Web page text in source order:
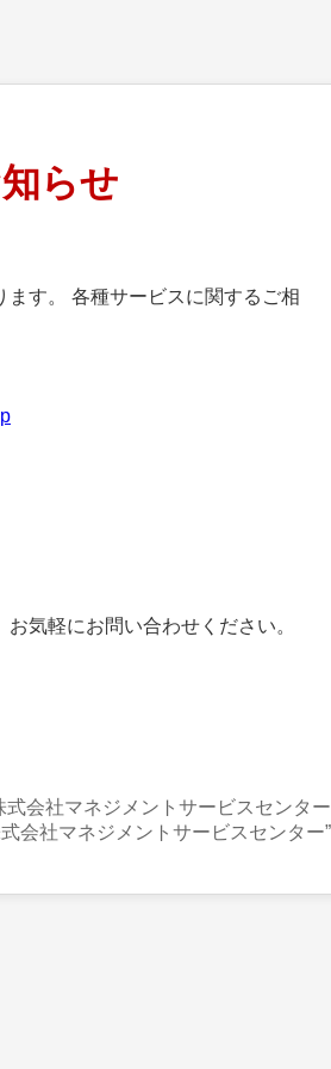
らせ
す。 各種サービスに関するご相
気軽にお問い合わせください。
式会社マネジメントサービスセンター